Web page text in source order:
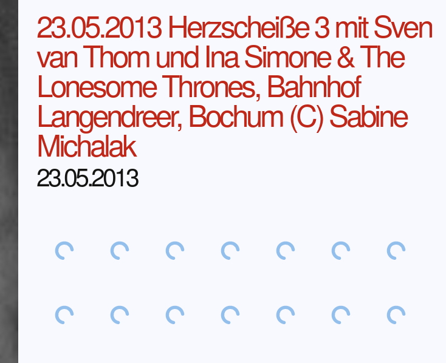
23.05.2013 Herzscheiße 3 mit Sven
van Thom und Ina Simone & The
Lonesome Thrones, Bahnhof
Langendreer, Bochum (C) Sabine
Michalak
23.05.2013